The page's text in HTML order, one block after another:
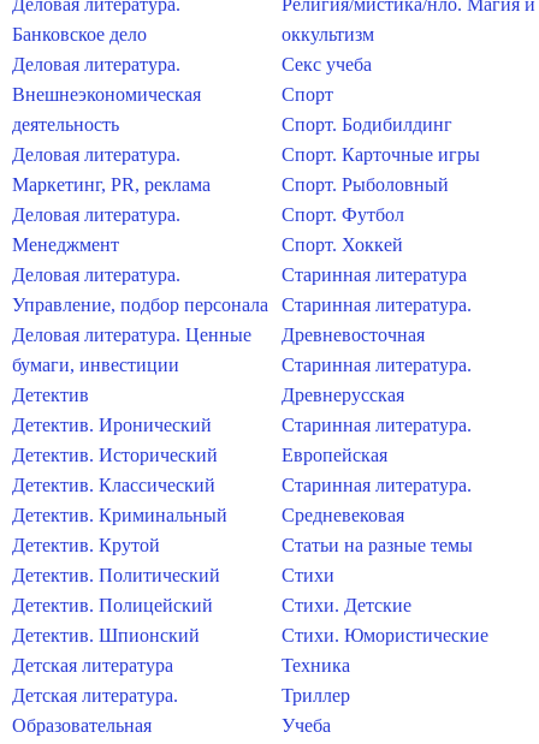
Деловая литература.
Банковское дело
Деловая литература.
Внешнеэкономическая
деятельность
Деловая литература.
Маркетинг, PR, реклама
Деловая литература.
Менеджмент
Деловая литература.
Управление, подбор персонала
Деловая литература. Ценные
бумаги, инвестиции
Детектив
Детектив. Иронический
Детектив. Исторический
Детектив. Классический
Детектив. Криминальный
Детектив. Крутой
Детектив. Политический
Детектив. Полицейский
Детектив. Шпионский
Детская литература
Детская литература.
Образовательная
Религия/мистика/нло. Магия и
оккультизм
Секс учеба
Спорт
Спорт. Бодибилдинг
Спорт. Карточные игры
Спорт. Рыболовный
Спорт. Футбол
Спорт. Хоккей
Старинная литература
Старинная литература.
Древневосточная
Старинная литература.
Древнерусская
Старинная литература.
Европейская
Старинная литература.
Средневековая
Статьи на разные темы
Стихи
Стихи. Детские
Стихи. Юмористические
Техника
Триллер
Учеба